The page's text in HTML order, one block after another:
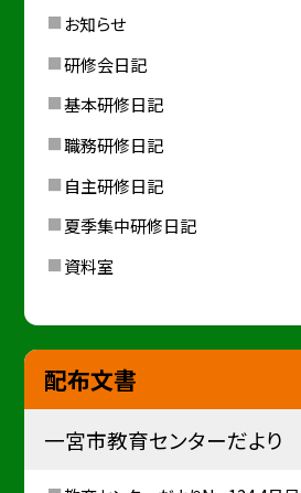
お知らせ
研修会日記
基本研修日記
職務研修日記
自主研修日記
夏季集中研修日記
資料室
配布文書
一宮市教育センターだより